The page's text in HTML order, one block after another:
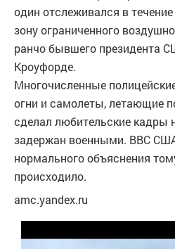
один отслеживался в
зону ограниченного
ранчо бывшего президента
Кроуфорде.
Многочисленные
огни и самолеты, летающие
сделал любительские кадры
задержан военными. ВВС
нормального объяснения
происходило.
amc.yandex.ru